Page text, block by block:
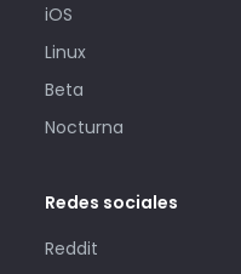
iOS
Linux
Beta
Nocturna
Redes sociales
Reddit